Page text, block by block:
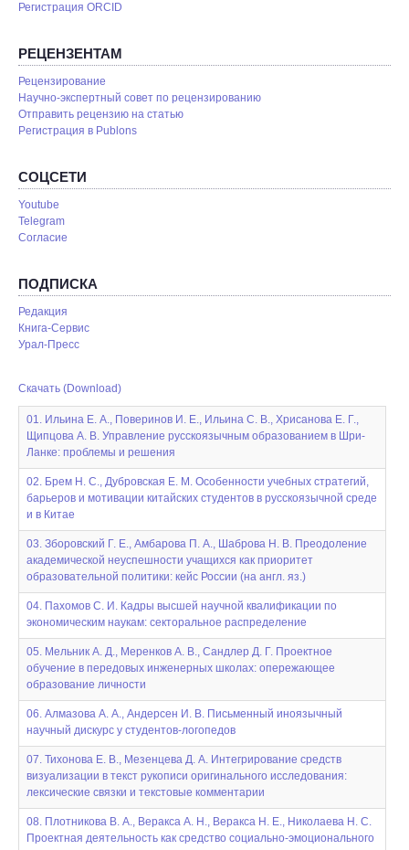
Регистрация ORCID
РЕЦЕНЗЕНТАМ
Рецензирование
Научно-экспертный совет по рецензированию
Отправить рецензию на статью
Pегистрация в Publons
СОЦСЕТИ
Youtube
Telegram
Согласие
ПОДПИСКА
Редакция
Книга-Сервис
Урал-Пресс
Скачать (Download)
01. Ильина Е. А., Поверинов И. Е., Ильина С. В., Хрисанова Е. Г.,
Щипцова А. В. Управление русскоязычным образованием в Шри-
Ланке: проблемы и решения
02. Брем Н. С., Дубровская Е. М. Особенности учебных стратегий,
барьеров и мотивации китайских студентов в русскоязычной среде
и в Китае
03. Зборовский Г. Е., Амбарова П. А., Шаброва Н. В. Преодоление
академической неуспешности учащихся как приоритет
образовательной политики: кейс России (на англ. яз.)
04. Пахомов С. И. Кадры высшей научной квалификации по
экономическим наукам: секторальное распределение
05. Мельник А. Д., Меренков А. В., Сандлер Д. Г. Проектное
обучение в передовых инженерных школах: опережающее
образование личности
06. Алмазова А. А., Андерсен И. В. Письменный иноязычный
научный дискурс у студентов-логопедов
07. Тихонова Е. В., Мезенцева Д. А. Интегрирование средств
визуализации в текст рукописи оригинального исследования:
лексические связки и текстовые комментарии
08. Плотникова В. А., Веракса А. Н., Веракса Н. Е., Николаева Н. С.
Проектная деятельность как средство социально-эмоционального